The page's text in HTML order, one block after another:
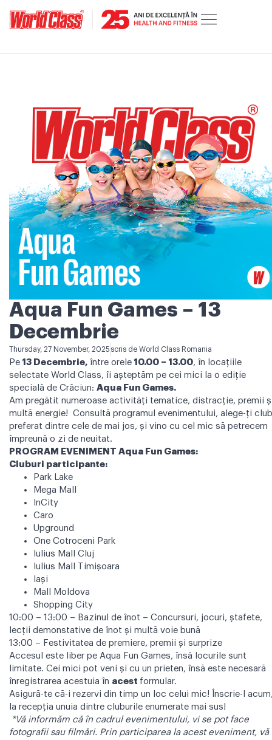
Aqua Fun Games – 13
Decembrie
Thursday, 27 November, 2025 scris de World Class Romania
Pe 13 Decembrie, între orele 10.00 – 13.00, în locațiile
selectate World Class, îi așteptăm pe cei mici la o ediție
specială de Crăciun: Aqua Fun Games.
Am pregătit numeroase activități tematice, distracție, premii
multă energie! Consultă programul evenimentului, alege-ți
preferat dintre cele de mai jos, și vino cu cel mic să petrecem
împreună o zi de neuitat.
PROGRAM EVENIMENT Aqua Fun Games:
Cluburi participante:
Park Lake
Mega Mall
InCity
Caro
Upground
One Cotroceni Park
Iulius Mall Cluj
Iulius Mall Timișoara
Iași
Mall Moldova
Shopping City
10:00 – 13:00 – Bazinul de înot – Concursuri, jocuri, ștafete,
lecții demonstative de înot și multă voie bună
13:00 – Festivitatea de premiere, premii și surprize
Accesul este liber pe Aqua Fun Games, însă locurile sunt
limitate. Cei mici pot veni și cu un prieten, însă este necesară
înregistrarea acestuia în acest formular.
Asigură-te că-i rezervi din timp un loc celui mic! Înscrie-l
la recepția unuia dintre cluburile enumerate mai sus!
*Vă informăm că în cadrul evenimentului, vi se pot face
fotografii sau filmări. Prin participarea la acest eveniment, vă